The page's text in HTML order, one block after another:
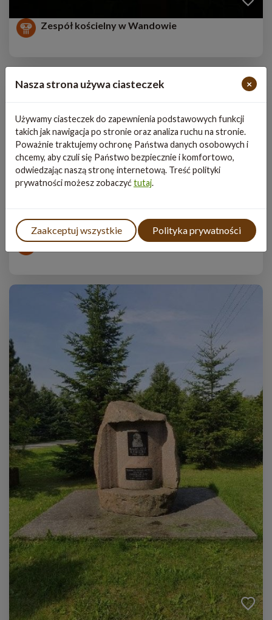
Nasza strona używa ciasteczek ×
Używamy ciasteczek do zapewnienia podstawowych funkcji
takich jak nawigacja po stronie oraz analiza ruchu na stronie.
Poważnie traktujemy ochronę Państwa danych osobowych i
chcemy, aby czuli się Państwo bezpiecznie i komfortowo,
odwiedzając naszą stronę internetową. Treść polityki
prywatności możesz zobaczyćtutaj.
Zaakceptuj wszystkie Polityka prywatności
Zespół kościelny w Wandowie
Zrekonstruowany obóz partyzancki